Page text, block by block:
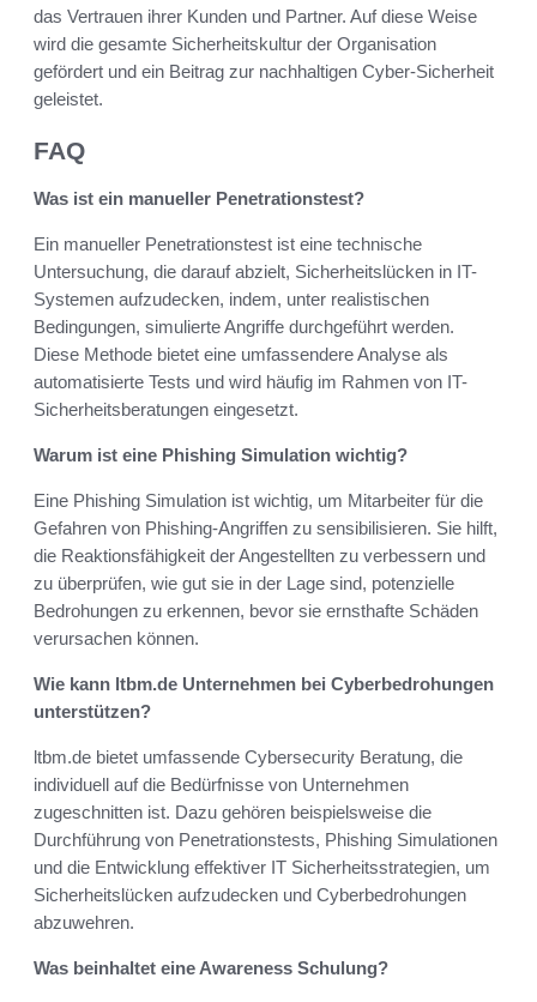
das Vertrauen ihrer Kunden und Partner. Auf diese Weise
wird die gesamte Sicherheitskultur der Organisation
gefördert und ein Beitrag zur nachhaltigen Cyber-Sicherheit
geleistet.
FAQ
Was ist ein manueller Penetrationstest?
Ein manueller Penetrationstest ist eine technische
Untersuchung, die darauf abzielt, Sicherheitslücken in IT-
Systemen aufzudecken, indem, unter realistischen
Bedingungen, simulierte Angriffe durchgeführt werden.
Diese Methode bietet eine umfassendere Analyse als
automatisierte Tests und wird häufig im Rahmen von IT-
Sicherheitsberatungen eingesetzt.
Warum ist eine Phishing Simulation wichtig?
Eine Phishing Simulation ist wichtig, um Mitarbeiter für die
Gefahren von Phishing-Angriffen zu sensibilisieren. Sie hilft,
die Reaktionsfähigkeit der Angestellten zu verbessern und
zu überprüfen, wie gut sie in der Lage sind, potenzielle
Bedrohungen zu erkennen, bevor sie ernsthafte Schäden
verursachen können.
Wie kann ltbm.de Unternehmen bei Cyberbedrohungen
unterstützen?
ltbm.de bietet umfassende Cybersecurity Beratung, die
individuell auf die Bedürfnisse von Unternehmen
zugeschnitten ist. Dazu gehören beispielsweise die
Durchführung von Penetrationstests, Phishing Simulationen
und die Entwicklung effektiver IT Sicherheitsstrategien, um
Sicherheitslücken aufzudecken und Cyberbedrohungen
abzuwehren.
Was beinhaltet eine Awareness Schulung?